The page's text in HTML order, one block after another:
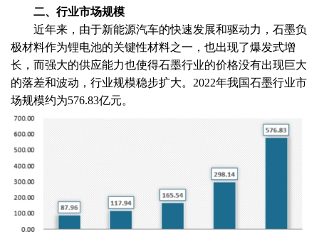
二、行业市场规模
近年来，由于新能源汽车的快速发展和驱动力，石墨负
极材料作为锂电池的关键性材料之一，也出现了爆发式增
长，而强大的供应能力也使得石墨行业的价格没有出现巨大
的落差和波动，行业规模稳步扩大。 2022年我国石墨行业市
场规模约为576.83亿元。